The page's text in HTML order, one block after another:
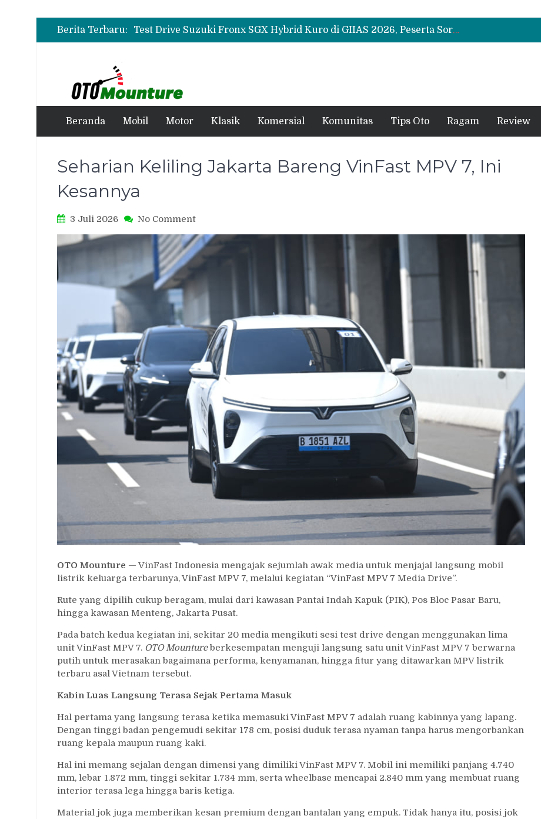
Berita Terbaru:
Beli Mobil Jangan Cuma Lihat Cicilan, TAF dan OJK Tekankan Pentingnya Literasi Keuangan
Test Drive Suzuki Fronx SGX Hybrid Kuro di GIIAS 2026, Peserta Soroti Desain Sporty dan DVR
Leapmotor Mulai Perakitan Lokal di Indonesia, B10 dan C10 Jadi Model Perdana
Beranda Mobil Motor Klasik Komersial Komunitas Tips Oto Ragam Review
Seharian Keliling Jakarta Bareng VinFast MPV 7, Ini
Kesannya
3 Juli 2026 No Commenton
Keliling
Jakarta
Bareng
MPV
Ini
Kesannya
OTO Mounture — VinFast Indonesia mengajak sejumlah awak media untuk menjajal langsung mobil
listrik keluarga terbarunya, VinFast MPV 7, melalui kegiatan “VinFast MPV 7 Media Drive”.
Rute yang dipilih cukup beragam, mulai dari kawasan Pantai Indah Kapuk (PIK), Pos Bloc Pasar Baru,
hingga kawasan Menteng, Jakarta Pusat.
Pada batch kedua kegiatan ini, sekitar 20 media mengikuti sesi test drive dengan menggunakan lima
unit VinFast MPV 7. OTO Mountureberkesempatan menguji langsung satu unit VinFast MPV 7 berwarna
putih untuk merasakan bagaimana performa, kenyamanan, hingga fitur yang ditawarkan MPV listrik
terbaru asal Vietnam tersebut.
Kabin Luas Langsung Terasa Sejak Pertama Masuk
Hal pertama yang langsung terasa ketika memasuki VinFast MPV 7 adalah ruang kabinnya yang lapang.
Dengan tinggi badan pengemudi sekitar 178 cm, posisi duduk terasa nyaman tanpa harus mengorbankan
ruang kepala maupun ruang kaki.
Hal ini memang sejalan dengan dimensi yang dimiliki VinFast MPV 7. Mobil ini memiliki panjang 4.740
mm, lebar 1.872 mm, tinggi sekitar 1.734 mm, serta wheelbase mencapai 2.840 mm yang membuat ruang
interior terasa lega hingga baris ketiga.
Material jok juga memberikan kesan premium dengan bantalan yang empuk. Tidak hanya itu, posisi jok